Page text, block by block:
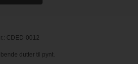
CDED-0012
dutter til pynt.